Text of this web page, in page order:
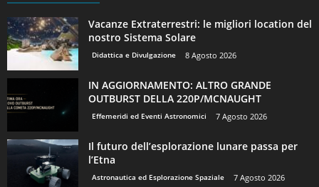
Vacanze Extraterrestri: le migliori location del
nostro Sistema Solare
Didattica e Divulgazione 8 Agosto 2026
IN AGGIORNAMENTO: ALTRO GRANDE
OUTBURST DELLA 220P/MCNAUGHT
Effemeridi ed Eventi Astronomici 7 Agosto 2026
Il futuro dell’esplorazione lunare passa per
l’Etna
Astronautica ed Esplorazione Spaziale 7 Agosto 2026